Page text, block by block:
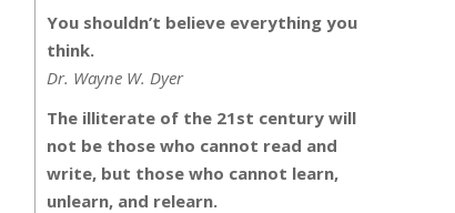
You shouldn’t believe everything you
think.
Dr. Wayne W. Dyer
The illiterate of the 21st century will
not be those who cannot read and
write, but those who cannot learn,
unlearn, and relearn.